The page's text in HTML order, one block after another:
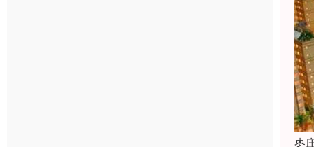
枣